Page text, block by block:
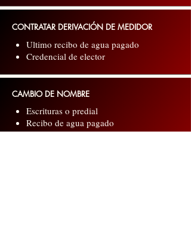
CONTRATAR DERIVACIÓN DE MEDIDOR
Ultimo recibo de agua pagado
Credencial de elector
CAMBIO DE NOMBRE
Escrituras o predial
Recibo de agua pagado
Credencial de elector